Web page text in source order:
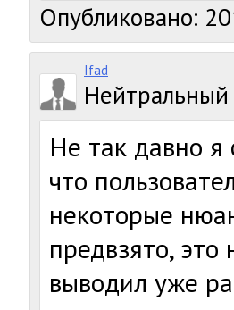
Опубликовано:
Ifad
Не так давно я
что
некоторые
предвзято,
выводил уже